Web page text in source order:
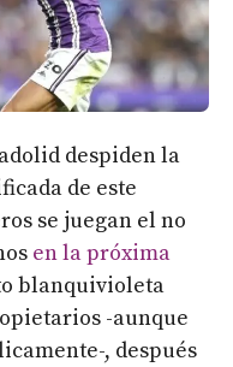
despiden la
de este
se juegan el no
en la próxima
blanquivioleta
-aunque
, después